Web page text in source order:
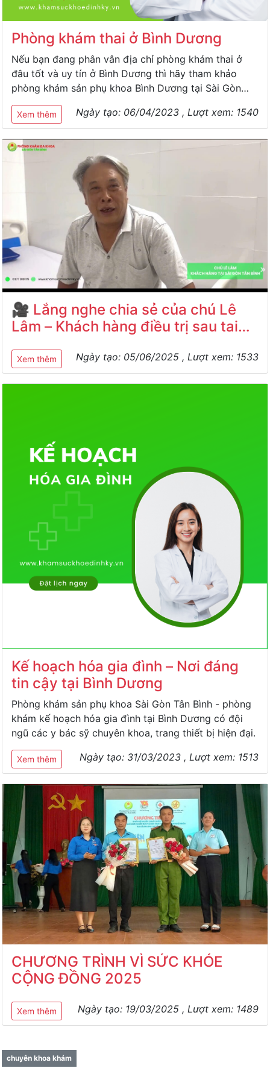
Phòng khám thai ở Bình Dương
Nếu bạn đang phân vân địa chỉ phòng khám thai ở
đâu tốt và uy tín ở Bình Dương thì hãy tham khảo
phòng khám sản phụ khoa Bình Dương tại Sài Gòn
Tân Bình nhé.
Xem thêm Ngày tạo: 06/04/2023 , Lượt xem: 1540
🎥 Lắng nghe chia sẻ của chú Lê
Lâm – Khách hàng điều trị sau tai
Gòn Tân Bình
Xem thêm Ngày tạo: 05/06/2025 , Lượt xem: 1533
Kế hoạch hóa gia đình – Nơi đáng
tin cậy tại Bình Dương
Phòng khám sản phụ khoa Sài Gòn Tân Bình - phòng
khám kế hoạch hóa gia đình tại Bình Dương có đội
ngũ các y bác sỹ chuyên khoa, trang thiết bị hiện đại.
Xem thêm Ngày tạo: 31/03/2023 , Lượt xem: 1513
CHƯƠNG TRÌNH VÌ SỨC KHỎE
CỘNG ĐỒNG 2025
Xem thêm Ngày tạo: 19/03/2025 , Lượt xem: 1489
chuyên khoa khám